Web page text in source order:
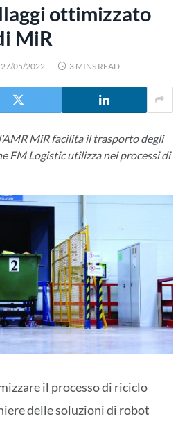
ottimizzato
MiR
27/05/2022 3 MINS READ
MiR facilita il trasporto degli
FM Logistic utilizza nei processi di
il processo di riciclo
delle soluzioni di robot